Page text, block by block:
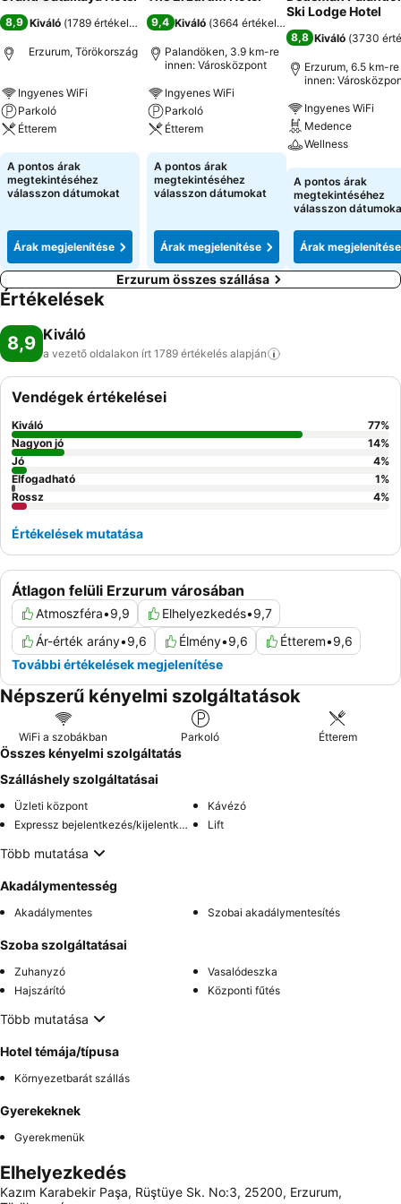
8,9 Kiváló (1789 értékelés
Erzurum, Törökország
Ingyenes WiFi
Parkoló
Étterem
Árak megjelenítése
A pontos árak
megtekintéséhez
válasszon dátumokat
Árak megjelenítése
9,4 Kiváló (3664 értékelés
Palandöken, 3.9 km-re
innen: Városközpont
Ingyenes WiFi
Parkoló
Étterem
Árak megjelenítése
A pontos árak
megtekintéséhez
válasszon dátumokat
Árak megjelenítése
Ski Lodge Hotel
8,8 Kiváló (3730
Erzurum, 6.5 km-re
innen:
Ingyenes WiFi
Medence
Wellness
Árak
A pontos árak
megtekintéséhez
válasszon
Árak megjelenítése
Erzurum összes szállása
Értékelések
8,9 Kiváló
a vezető oldalakon írt 1789 értékelés alapján
Átlagon felüli Erzurum városában
Atmoszféra•9,9 Elhelyezkedés•9,7
Ár-érték arány•9,6 Élmény•9,6 Étterem•9,6
További értékelések megjelenítése
Vendégek értékelései
Kiváló 77%
Nagyon jó
14%
Jó
4%
Elfogadható
1%
Rossz
4%
Értékelések mutatása
Népszerű kényelmi szolgáltatások
WiFi a szobákban Parkoló Étterem
Összes kényelmi szolgáltatás
Szálláshely szolgáltatásai
Üzleti központ
Kávézó
Expressz bejelentkezés/kijelentkezés
Lift
Több mutatása
Akadálymentesség
Akadálymentes Szobai akadálymentesítés
Szoba szolgáltatásai
Zuhanyzó
Vasalódeszka
Hajszárító
Központi fűtés
Több mutatása
Hotel témája/típusa
Környezetbarát szállás
Gyerekeknek
Gyerekmenük
Elhelyezkedés
Kazım Karabekir Paşa, Rüştüye Sk. No:3, 25200, Erzurum,